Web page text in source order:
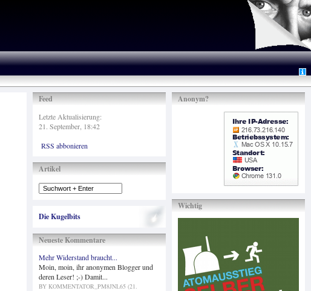
Feed
Letzte Aktualisierung:
21. September, 18:42
RSS abbonieren
Artikel
Die Kugelbits
Neueste Kommentare
Mehr Widerstand braucht...
Moin, moin, ihr anonymen Blogger und
deren Leser! ;-) Damit...
BY KOMMENTATOR_PM8JNL65 (21.
Anonym?
Wichtig